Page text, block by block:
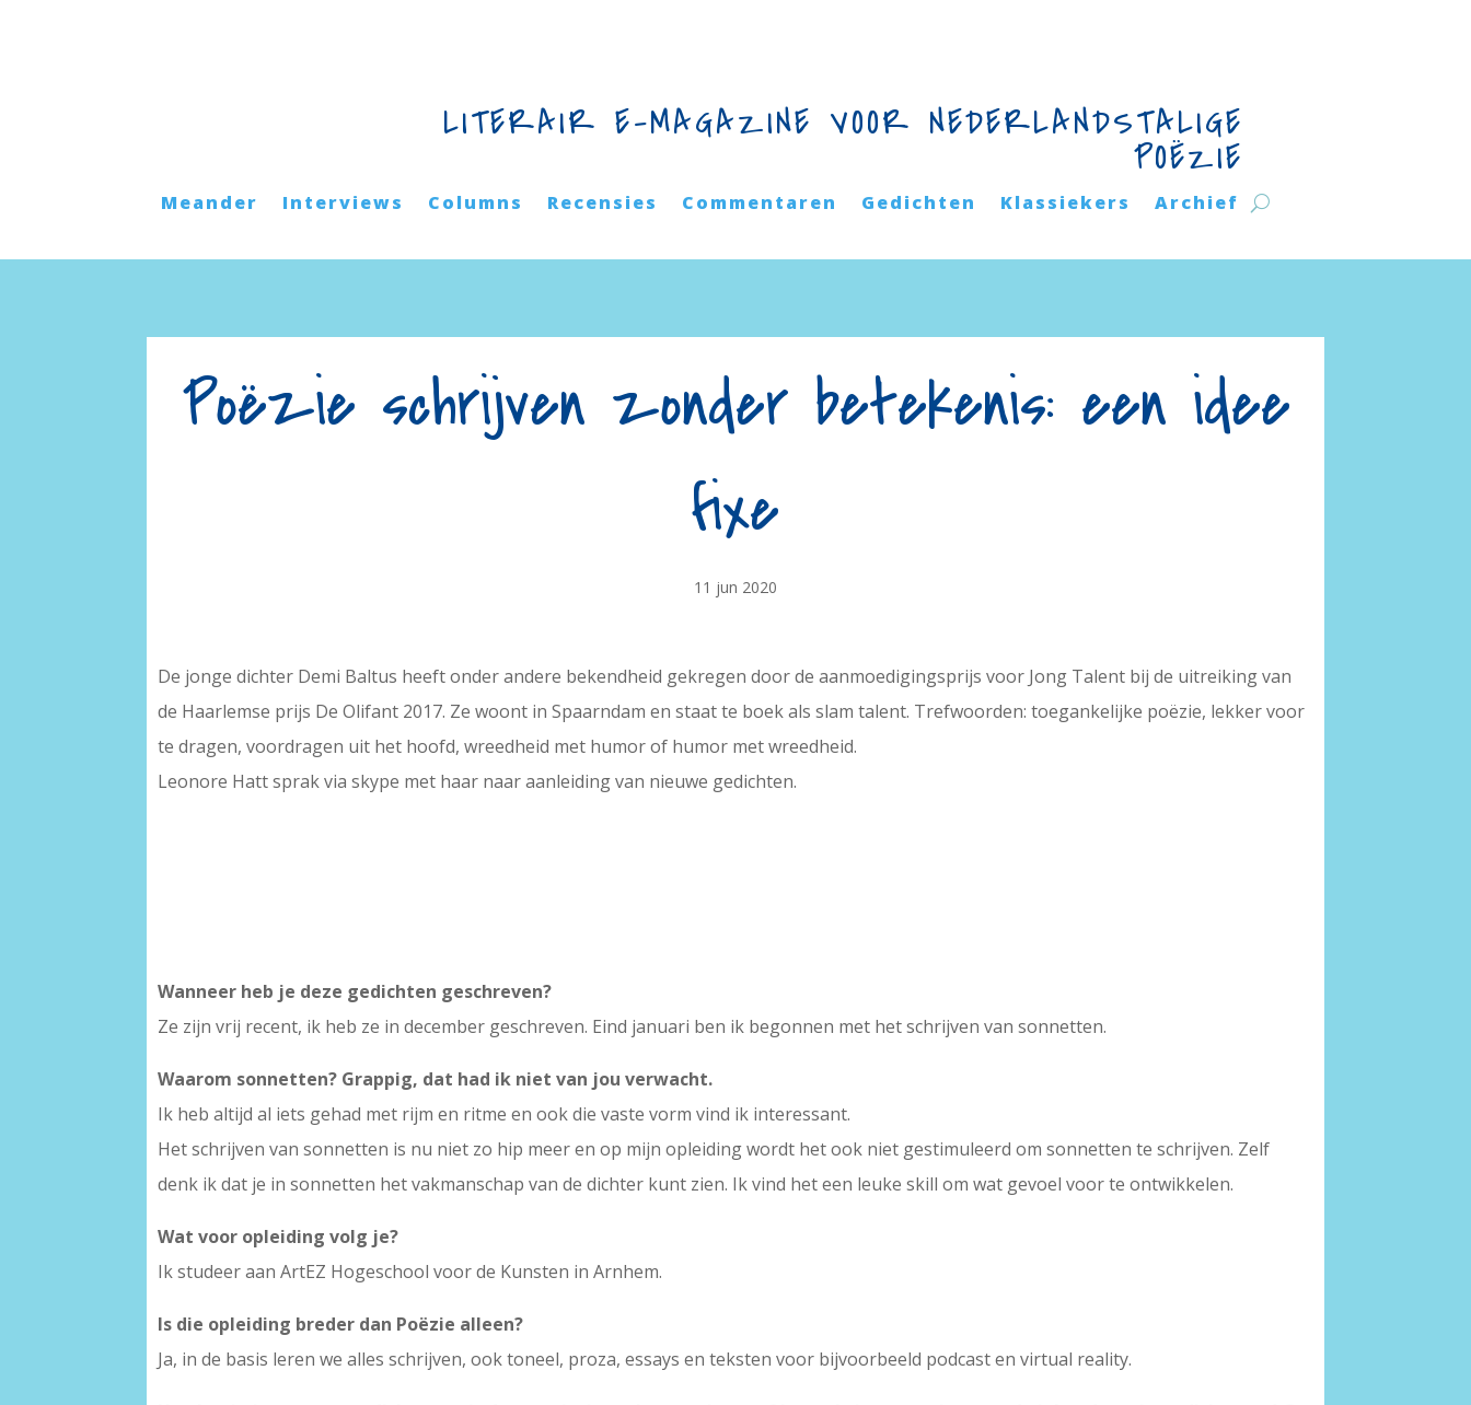
LITERAIR E-MAGAZINE VOOR NEDERLANDSTALIGE
POËZIE
Meander Interviews Columns Recensies Commentaren Gedichten Klassiekers Archief
Poëzie schrijven zonder betekenis: een idee
fixe
11 jun 2020
De jonge dichter Demi Baltus heeft onder andere bekendheid gekregen door de aanmoedigingsprijs voor Jong Talent bij de uitreiking van
de Haarlemse prijs De Olifant 2017. Ze woont in Spaarndam en staat te boek als slam talent. Trefwoorden: toegankelijke poëzie, lekker voor
te dragen, voordragen uit het hoofd, wreedheid met humor of humor met wreedheid.
Leonore Hatt sprak via skype met haar naar aanleiding van nieuwe gedichten.
Wanneer heb je deze gedichten geschreven?
Ze zijn vrij recent, ik heb ze in december geschreven. Eind januari ben ik begonnen met het schrijven van sonnetten.
Waarom sonnetten? Grappig, dat had ik niet van jou verwacht.
Ik heb altijd al iets gehad met rijm en ritme en ook die vaste vorm vind ik interessant.
Het schrijven van sonnetten is nu niet zo hip meer en op mijn opleiding wordt het ook niet gestimuleerd om sonnetten te schrijven. Zelf
denk ik dat je in sonnetten het vakmanschap van de dichter kunt zien. Ik vind het een leuke skill om wat gevoel voor te ontwikkelen.
Wat voor opleiding volg je?
Ik studeer aan ArtEZ Hogeschool voor de Kunsten in Arnhem.
Is die opleiding breder dan Poëzie alleen?
Ja, in de basis leren we alles schrijven, ook toneel, proza, essays en teksten voor bijvoorbeeld podcast en virtual reality.